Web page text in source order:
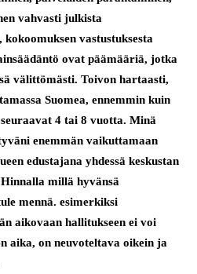
vahvasti julkista
vastustuksesta
ovat päämääriä, jotka
välittömästi. Toivon hartaasti,
Suomea, ennemmin kuin
4 tai 8 vuotta. Minä
enemmän vaikuttamaan
edustajana yhdessä keskustan
millä hyvänsä
mennä. esimerkiksi
aikovaan hallitukseen ei voi
aika, on neuvoteltava oikein ja